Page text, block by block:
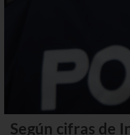
Según cifras de